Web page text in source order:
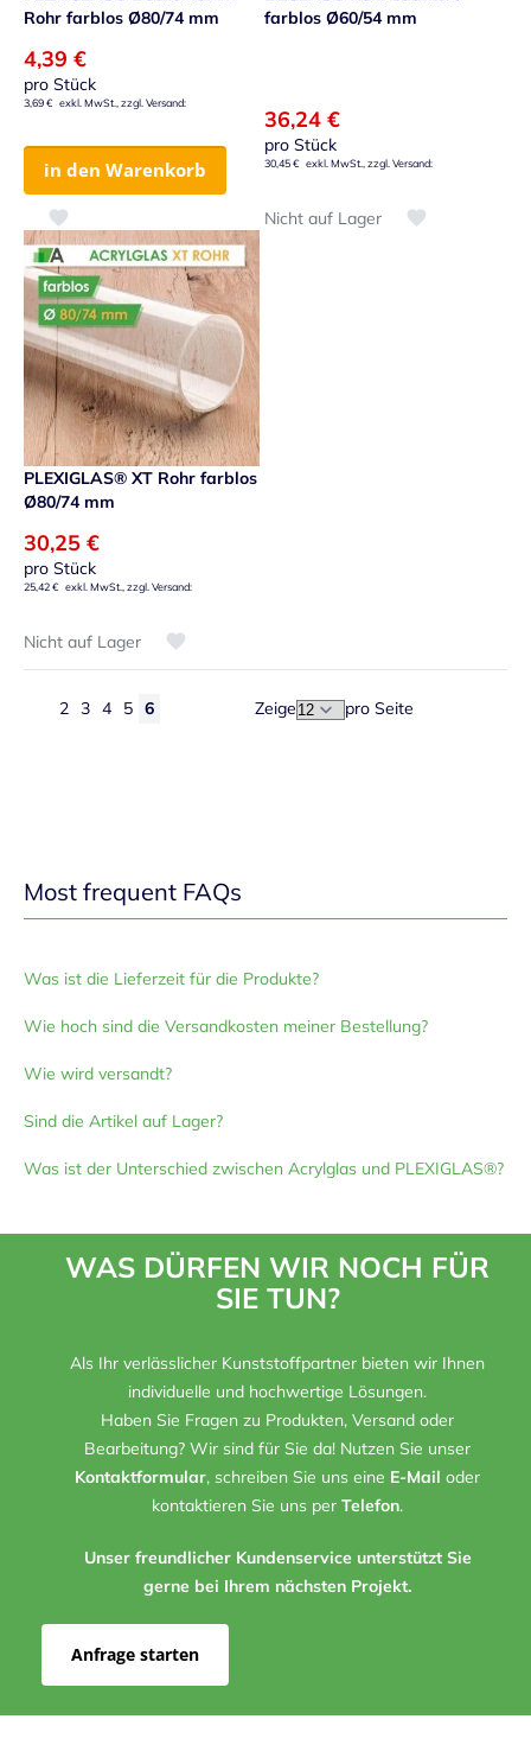
Most frequent FAQs
Was ist die Lieferzeit für die Produkte?
Wie hoch sind die Versandkosten meiner Bestellung?
Wie wird versandt?
Sind die Artikel auf Lager?
Was ist der Unterschied zwischen Acrylglas und PLEXIGLAS®?
Rohr farblos Ø80/74 mm
4,39 €
pro Stück
3,69 €
in den Warenkorb
Zur Wunschliste hinzufügen
farblos Ø60/54 mm
36,24 €
pro Stück
30,45 €
Nicht auf Lager Zur
PLEXIGLAS® XT Rohr farblos
Ø80/74 mm
30,25 €
pro Stück
25,42 €
Nicht auf Lager Zur Wunschliste hinzufügen
Seite
Seite
Zurück
Seite
2 Seite
3 Seite
4 Seite
5 Sie lesen gerade Seite
6 Zeige pro Seite
WAS DÜRFEN WIR NOCH FÜR
SIE TUN?
Als Ihr verlässlicher Kunststoffpartner bieten wir Ihnen
individuelle und hochwertige Lösungen.
Haben Sie Fragen zu Produkten, Versand oder
Bearbeitung? Wir sind für Sie da! Nutzen Sie unser
Kontaktformular, schreiben Sie uns eine E-Mail oder
kontaktieren Sie uns per Telefon.
Unser freundlicher Kundenservice unterstützt Sie
gerne bei Ihrem nächsten Projekt.
Anfrage starten